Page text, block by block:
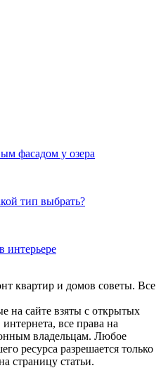
фасадом у озера
тип выбрать?
интерьере
квартир и домов советы. Все
на сайте взяты с открытых
все права на
владельцам. Любое
ресурса разрешается только
страницу статьи.